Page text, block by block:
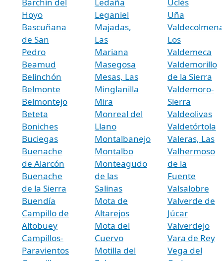
Hoyo
Bascuñana
de San
Pedro
Beamud
Belinchón
Belmonte
Belmontejo
Beteta
Boniches
Buciegas
Buenache
de Alarcón
Buenache
de la Sierra
Buendía
Campillo de
Altobuey
Campillos-
Paravientos
Leganiel
Majadas,
Las
Mariana
Masegosa
Mesas, Las
Minglanilla
Mira
Monreal del
Llano
Montalbanejo
Montalbo
Monteagudo
de las
Salinas
Mota de
Altarejos
Mota del
Cuervo
Motilla del
Uña
Los
Valdemeca
Valdemorillo
de la Sierra
Valdemoro-
Sierra
Valdeolivas
Valdetórtola
Valeras, Las
Valhermoso
de la
Fuente
Valsalobre
Valverde de
Júcar
Valverdejo
Vara de Rey
Vega del